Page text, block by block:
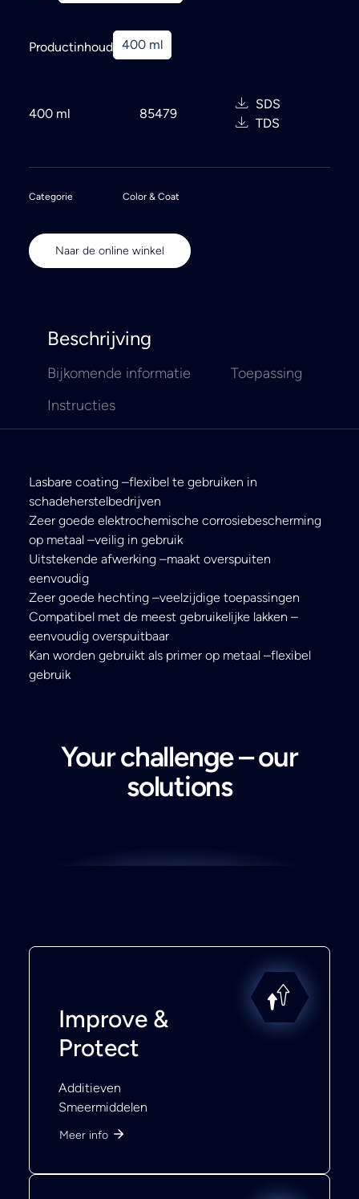
Productinhoud 400 ml
400 ml 85479
SDS
TDS
Categorie Color & Coat
Naar de online winkel
Beschrijving
Bijkomende informatie
Toepassing
Instructies
Lasbare coating –flexibel te gebruiken in
schadeherstelbedrijven
Zeer goede elektrochemische corrosiebescherming
op metaal –veilig in gebruik
Uitstekende afwerking –maakt overspuiten
eenvoudig
Zeer goede hechting –veelzijdige toepassingen
Compatibel met de meest gebruikelijke lakken –
eenvoudig overspuitbaar
Kan worden gebruikt als primer op metaal –flexibel
gebruik
Your challenge – our
solutions
Improve &
Protect
Additieven
Smeermiddelen
Meer info